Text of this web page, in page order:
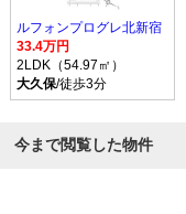
ルフォンプログレ北新宿
33.4万円
2LDK（54.97㎡）
大久保/徒歩3分
今まで閲覧した物件